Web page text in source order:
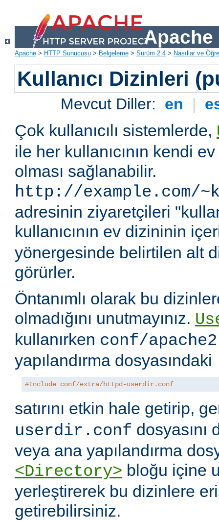
Apache
Apache > HTTP Sunucusu > Belgeleme > Sürüm 2.4 > Nasıllar ve
Kullanıcı Dizinleri
Mevcut Diller: en |
Çok kullanıcılı sistemlerde,
ile her kullanıcının kendi
olması sağlanabilir.
http://example.com/
adresinin ziyaretçileri
kullanıcının ev dizininin
yönergesinde belirtilen alt
görürler.
Öntanımlı olarak bu
olmadığını unutmayınız.
kullanırken conf/
yapılandırma dosyasındaki
#Include conf/extra/httpd-userdir.conf
satırını etkin hale getirip,
userdir.conf dosyasını
veya ana yapılandırma
<Directory> bloğu içine
yerleştirerek bu dizinlere
getirebilirsiniz.